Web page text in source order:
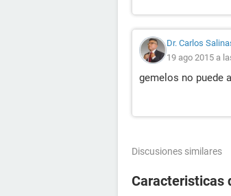
Dr. Carlos
19 ago 2015 a
gemelos no puede
Discusiones similares
Caracteristicas